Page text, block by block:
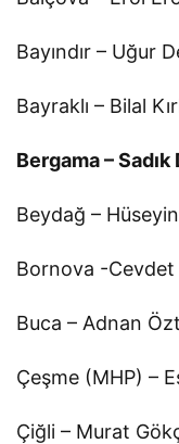
Bayındır – Uğur
Bayraklı – Bilal
Bergama –
Beydağ –
Bornova -Cevdet
Buca – Adnan
Çeşme (MHP) –
Çiğli – Murat